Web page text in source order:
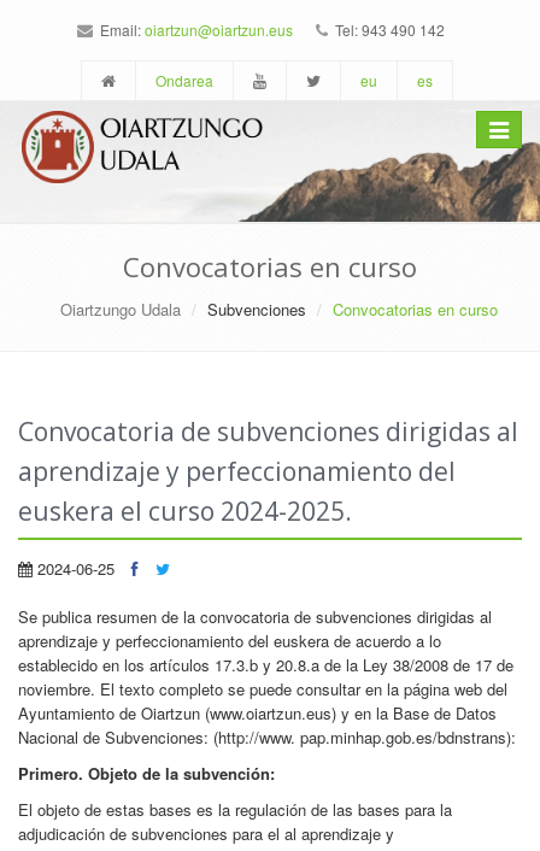
Email:oiartzun@oiartzun.eus Tel: 943 490 142
Ondarea eu es
Toggle
Convocatorias en curso
Oiartzungo Udala Subvenciones Convocatorias en curso
Convocatoria de subvenciones dirigidas al
aprendizaje y perfeccionamiento del
euskera el curso 2024-2025.
2024-06-25
Se publica resumen de la convocatoria de subvenciones dirigidas al
aprendizaje y perfeccionamiento del euskera de acuerdo a lo
establecido en los artículos 17.3.b y 20.8.a de la Ley 38/2008 de 17 de
noviembre. El texto completo se puede consultar en la página web del
Ayuntamiento de Oiartzun (www.oiartzun.eus) y en la Base de Datos
Nacional de Subvenciones: (http://www. pap.minhap.gob.es/bdnstrans):
Primero. Objeto de la subvención:
El objeto de estas bases es la regulación de las bases para la
adjudicación de subvenciones para el al aprendizaje y